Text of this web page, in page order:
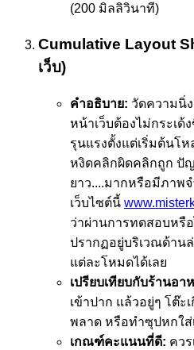
(200 มิลลิวินาที)
Cumulative Layout
เว็บ)
คำอธิบาย: วัดความนิ่
หน้าเว็บต้องไม่กระเ
รุนแรงตั้งแต่เริ่มต้นโ
หงิดคลิกผิดคลิกถูก ปั
ยาว....มากหรือมีภาพ
เว็บไซต์นี้
ว่าผ่านการทดสอบหรื
ปรากฏอยู่บริเวณด้าน
แต่ละโหมดได้เลย
เปรียบเทียบกับร้านอา
เข้าปาก แล้วอยู่ๆ โต๊
พลาด หรือทำซุปหกใส่
เกณฑ์คะแนนที่ดี: คว